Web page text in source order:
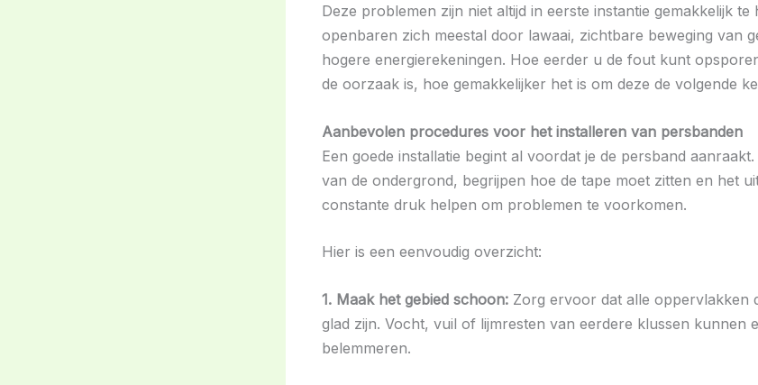
Deze problemen zijn niet altijd in eerste instantie gemakkelijk
openbaren zich meestal door lawaai, zichtbare beweging van
hogere energierekeningen. Hoe eerder u de fout kunt
de oorzaak is, hoe gemakkelijker het is om deze de volgende
Aanbevolen procedures voor het installeren van persbanden
Een goede installatie begint al voordat je de persband
van de ondergrond, begrijpen hoe de tape moet zitten en het
constante druk helpen om problemen te voorkomen.
Hier is een eenvoudig overzicht:
1. Maak het gebied schoon: Zorg ervoor dat alle oppervlakken
glad zijn. Vocht, vuil of lijmresten van eerdere klussen kunnen
belemmeren.